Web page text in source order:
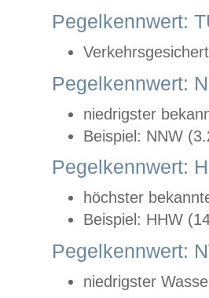
Pegelkennwert:
Pegelkennwert:
niedrigster
Beispiel: NNW
Pegelkennwert:
höchster
Beispiel: HHW
Pegelkennwert:
niedrigster